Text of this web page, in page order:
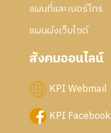
แผนที่และเบอร์โทร
แผนผังเว็บไซด์
สังคมออนไลน์
KPI Webmail
KPI Facebook